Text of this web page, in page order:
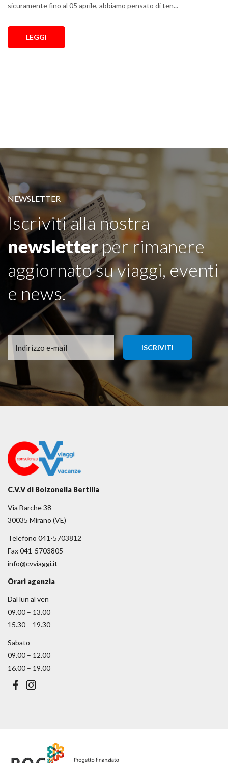
sicuramente fino al 05 aprile, abbiamo pensato di ten...
LEGGI
NEWSLETTER
Iscriviti alla nostra
newsletterper rimanere
aggiornato su viaggi, eventi
e news.
C.V.V di Bolzonella Bertilla
Via Barche 38
30035 Mirano (VE)
Telefono 041-5703812
Fax 041-5703805
info@cvviaggi.it
Orari agenzia
Dal lun al ven
09.00 – 13.00
15.30 – 19.30
Sabato
09.00 – 12.00
16.00 – 19.00